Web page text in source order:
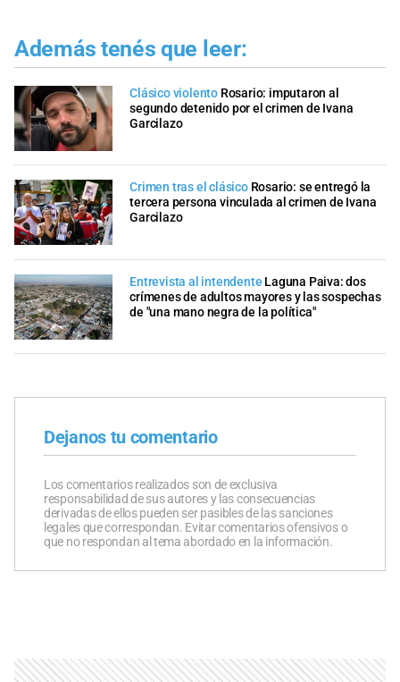
Además tenés que leer:
Clásico violento Rosario: imputaron al
segundo detenido por el crimen de Ivana
Garcilazo
Crimen tras el clásico Rosario: se entregó la
tercera persona vinculada al crimen de Ivana
Garcilazo
Entrevista al intendente Laguna Paiva: dos
crímenes de adultos mayores y las sospechas
de "una mano negra de la política"
Dejanos tu comentario
Los comentarios realizados son de exclusiva
responsabilidad de sus autores y las consecuencias
derivadas de ellos pueden ser pasibles de las sanciones
legales que correspondan. Evitar comentarios ofensivos o
que no respondan al tema abordado en la información.